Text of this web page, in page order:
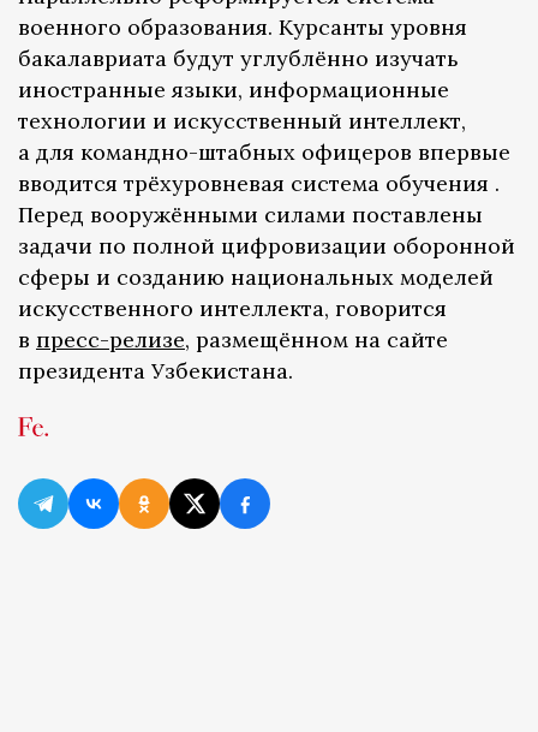
военного образования. Курсанты уровня
бакалавриата будут углублённо изучать
иностранные языки, информационные
технологии и искусственный интеллект,
а для командно-штабных офицеров впервые
вводится трёхуровневая система обучения .
Перед вооружёнными силами поставлены
задачи по полной цифровизации оборонной
сферы и созданию национальных моделей
искусственного интеллекта, говорится
в пресс-релизе, размещённом на сайте
президента Узбекистана.